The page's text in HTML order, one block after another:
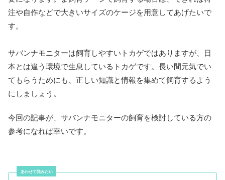
注や自作などで大きいサイズのケージを用意してあげたいで
す。
サバンナモニターは飼育しやすいトカゲではありますが、日
本とは違う環境で生息しているトカゲです。長い間元気でい
てもらうためにも、正しい知識と情報を集めて飼育するよう
にしましょう。
今回の記事が、サバンナモニターの飼育を検討している方の
参考になれば幸いです。